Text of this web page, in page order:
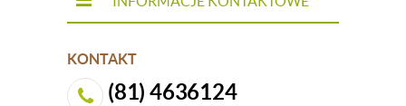
KONTAKT
(81) 4636124